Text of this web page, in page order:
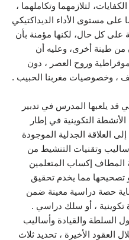
لتلازمهما وتكاملهما ،
مستوى الأداء الديداكتيكي
على كل حال، لكنها مؤمنة بأن
من طينة أخرى، وعليه أن
وروح العصر ، دون
، وخصوصيات مغربنا الحبيب .
قد يلعبها المدرس في تدبير
التكوينية في إطار
العلاقة الجدلية الموجودة
وتقنيات التنشيط من
المطاف إكساب المتعلمين
تصحيحها مما يخدم تحقيق
حصة دراسية معينة ضمن
تكوينية ، أو سلك دراسي .
السلطة والقيادة وأساليب
العقود الأخيرة ، تحديد ثلاث